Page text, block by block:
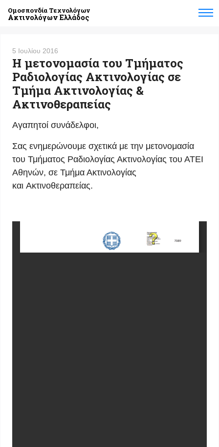
Ομοσπονδία Τεχνολόγων
Ακτινολόγων Ελλάδος
5 Ιουλίου 2016
Η μετονομασία του Τμήματος
Ραδιολογίας Ακτινολογίας σε
Τμήμα Ακτινολογίας &
Ακτινοθεραπείας
Αγαπητοί συνάδελφοι,
Σας ενημερώνουμε σχετικά με την μετονομασία
του Τμήματος Ραδιολογίας Ακτινολογίας του ΑΤΕΙ
Αθηνών, σε Τμήμα Ακτινολογίας
και Ακτινοθεραπείας.